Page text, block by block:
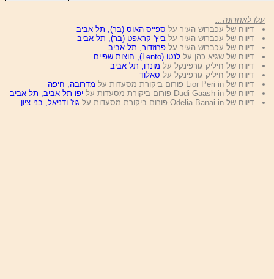
עלו לאחרונה...
דיווח של עכברוש העיר על ספייס האוס (בר), תל אביב
דיווח של עכברוש העיר על ביץ' קראפט (בר), תל אביב
דיווח של עכברוש העיר עלפרוזדור, תל אביב
דיווח של שגיא כהן עללנטו (Lento), חוצות שפיים
דיווח של חיליק גורפינקל על מונרו, תל אביב
דיווח של חיליק גורפינקל על סאלוד
דיווח של Lior Peri in פורום ביקורת מסעדות על
מדרובה, חיפה
דיווח של Dudi Gaash in פורום ביקורת מסעדות על
יפו תל אביב, תל אביב
דיווח של Odelia Banai in פורום ביקורת מסעדות על
גוז' ודניאל, בני ציון